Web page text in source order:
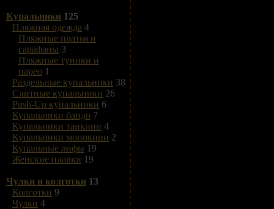
Купальники 125
Пляжная одежда 4
Пляжные платья и
сарафаны 3
Пляжные туники и
парео 1
Раздельные купальники 38
Слитные купальники 26
Push-Up купальники 6
Купальники бандо 7
Купальники танкини 4
Купальники монокини 2
Купальные лифы 19
Женские плавки 19
Чулки и колготки 13
Колготки 9
Чулки 4